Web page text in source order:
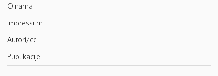
O nama
Impressum
Autori/ce
Publikacije